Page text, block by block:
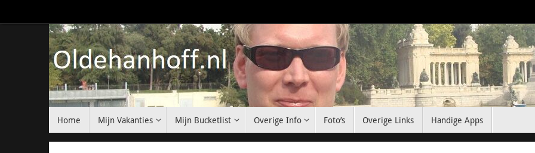
naar
naarHome Mijn Vakanties Mijn Bucketlist Overige Info Foto’s Overige Links Handige Apps